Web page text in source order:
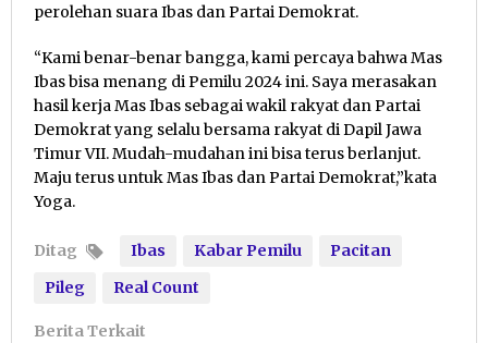
perolehan suara Ibas dan Partai Demokrat.
“Kami benar-benar bangga, kami percaya bahwa Mas
Ibas bisa menang di Pemilu 2024 ini. Saya merasakan
hasil kerja Mas Ibas sebagai wakil rakyat dan Partai
Demokrat yang selalu bersama rakyat di Dapil Jawa
Timur VII. Mudah-mudahan ini bisa terus berlanjut.
Maju terus untuk Mas Ibas dan Partai Demokrat,”kata
Yoga.
Ditag Ibas Kabar Pemilu
Pacitan
Pileg
Real Count
Berita Terkait